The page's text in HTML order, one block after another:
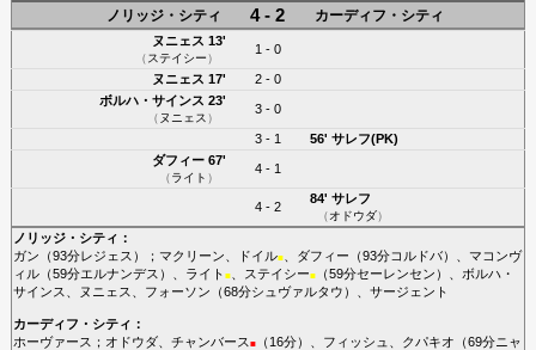
ノリッジ・シティ
4 - 2 カーディフ・シティ
ヌニェス 13'
（ステイシー）
1 - 0
ヌニェス 17'
2 - 0
ボルハ・サインス 23'
（ ヌニェス ）
3 - 0
3 - 1 56' サレフ(PK)
ダフィー67'
（ライト ）
4 - 1
4 - 2
84' サレフ
（オドウダ）
ノリッジ・シティ ：
ガン （93分レジェス ）； マクリーン ドイル■、 ダフィー （93分コルドバ）、 マコンヴ
ィル（59分エルナンデス ）、 ライト ■、 ステイシー■（59分セーレンセン ）、 ボルハ・
サインス
ヌニェス フォーソン （68分シュヴァルタウ ）、 サージェント
カーディフ・シティ ：
ホーヴァース ； オドウダ、 チャンバース ■（16分）、 フィッシュ クパキオ （69分ニャ